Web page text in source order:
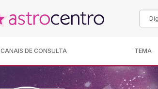
CANAIS DE CONSULTA TEMA